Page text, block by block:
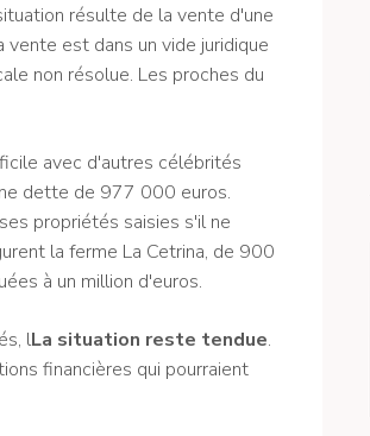
résulte de la vente d'une
est dans un vide juridique
non résolue. Les proches du
avec d'autres célébrités
dette de 977 000 euros.
propriétés saisies s'il ne
la ferme La Cetrina, de 900
à un million d'euros.
lLa situation reste tendue.
financières qui pourraient